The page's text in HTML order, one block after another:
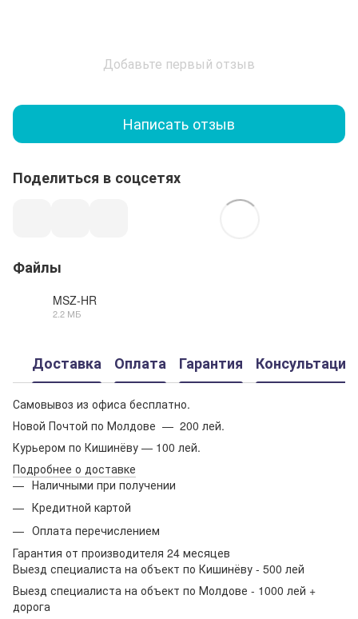
Добавьте первый отзыв
Написать отзыв
Поделиться в соцсетях
Файлы
MSZ-HR
2.2 МБ
Доставка Оплата Гарантия Консультация
Самовывоз из офиса бесплатно.
Новой Почтой по Молдове — 200 лей.
Курьером по Кишинёву — 100 лей.
Подробнее о доставке
Наличными при получении
Кредитной картой
Оплата перечислением
Гарантия от производителя 24 месяцев
Выезд специалиста на объект по Кишинёву - 500 лей
Выезд специалиста на объект по Молдове - 1000 лей +
дорога